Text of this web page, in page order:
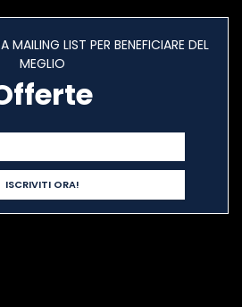
MAILING LIST PER BENEFICIARE DEL
MEGLIO